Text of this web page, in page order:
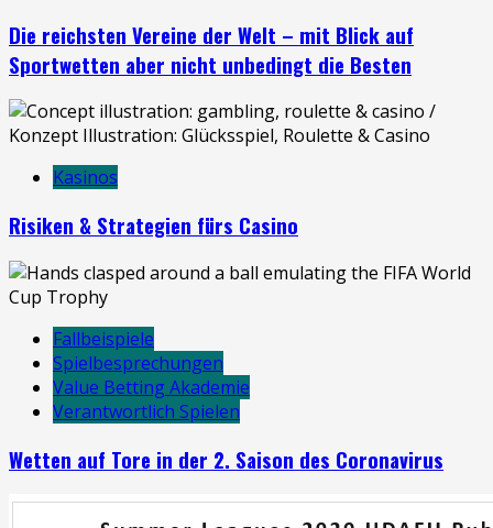
Die reichsten Vereine der Welt – mit Blick auf
Sportwetten aber nicht unbedingt die Besten
Kasinos
Risiken & Strategien fürs Casino
Fallbeispiele
Spielbesprechungen
Value Betting Akademie
Verantwortlich Spielen
Wetten auf Tore in der 2. Saison des Coronavirus